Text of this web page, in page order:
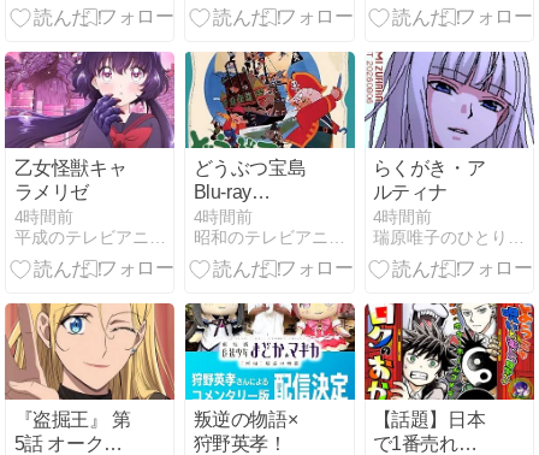
人・ロボット
乙女怪獣キャ
ラメリゼ
4時間前
平成のテレビアニメ＆令和のテレビアニメ
どうぶつ宝島
Blu-ray
[BSTD-21146]
4時間前
昭和のテレビアニメ＆特撮ヒーロー
らくがき・ア
ルティナ
4時間前
瑞原唯子のひとりごと
『盗掘王』 第
5話 オークシ
叛逆の物語×
狩野英孝！
【話題】日本
で1番売れて